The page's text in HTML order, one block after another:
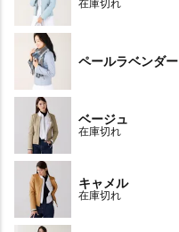
在庫切れ
ペールラベンダー
ベージュ
在庫切れ
キャメル
在庫切れ